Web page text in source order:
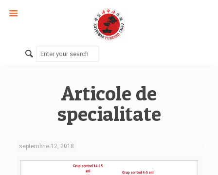
Articole de
specialitate
septembrie 12, 2018